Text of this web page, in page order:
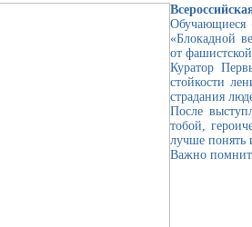
Обучающиеся
«Блокадной
от
Куратор
стойкости
страдания
После
тобой,
лучше понять
Важно